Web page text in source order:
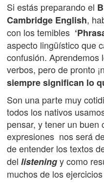
Si estás preparando el
Cambridge English,
con los temibles
aspecto lingüístico que
confusión. Aprendemos
verbos, pero de pronto
siempre significan lo
Son una parte muy
todos los nativos
pensar, y tener un buen
expresiones nos será
de entender los textos
del listeningy como
muchos de los